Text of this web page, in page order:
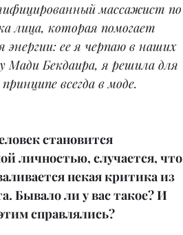
массажист по
лица, которая помогает
энергии: ее я черпаю в наших
Мади Бекдаира, я решила для
всегда в моде.
становится
личностью, случается, что
некая критика из
Бывало ли у вас такое? И
справлялись?